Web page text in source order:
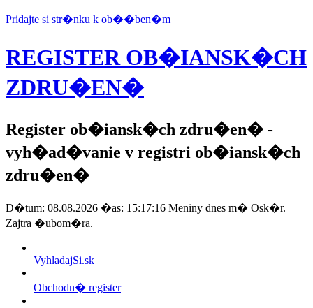
Pridajte si str�nku k ob��ben�m
REGISTER OB�IANSK�CH
ZDRU�EN�
Register ob�iansk�ch zdru�en� -
vyh�ad�vanie v registri ob�iansk�ch
zdru�en�
D�tum: 08.08.2026 �as: 15:17:16 Meniny dnes m� Osk�r.
Zajtra �ubom�ra.
VyhladajSi.sk
Obchodn� register